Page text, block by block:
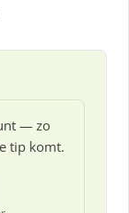
— zo
tip komt.